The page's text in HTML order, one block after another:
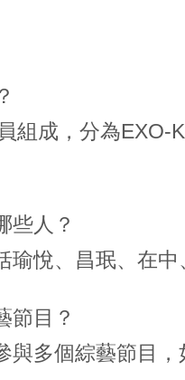
組成，分為EXO-
些人？
悅、昌珉、在中
節目？
與多個綜藝節目